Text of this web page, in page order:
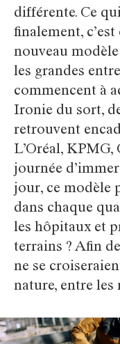
différente. Ce
finalement,
nouveau
les grandes
commencent à
Ironie du sort,
retrouvent
L’Oréal,
journée
jour, ce modèle
dans chaque
les hôpitaux et
terrains ? Afin
ne se
nature, entre les